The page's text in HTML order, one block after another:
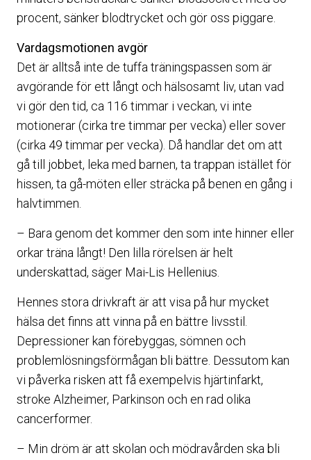
procent, sänker blodtrycket och gör oss piggare.
Vardagsmotionen avgör
Det är alltså inte de tuffa träningspassen som är
avgörande för ett långt och hälsosamt liv, utan vad
vi gör den tid, ca 116 timmar i veckan, vi inte
motionerar (cirka tre timmar per vecka) eller sover
(cirka 49 timmar per vecka). Då handlar det om att
gå till jobbet, leka med barnen, ta trappan istället för
hissen, ta gå-möten eller sträcka på benen en gång i
halvtimmen.
– Bara genom det kommer den som inte hinner eller
orkar träna långt! Den lilla rörelsen är helt
underskattad, säger Mai-Lis Hellenius.
Hennes stora drivkraft är att visa på hur mycket
hälsa det finns att vinna på en bättre livsstil.
Depressioner kan förebyggas, sömnen och
problemlösningsförmågan bli bättre. Dessutom kan
vi påverka risken att få exempelvis hjärtinfarkt,
stroke Alzheimer, Parkinson och en rad olika
cancerformer.
– Min dröm är att skolan och mödravården ska bli